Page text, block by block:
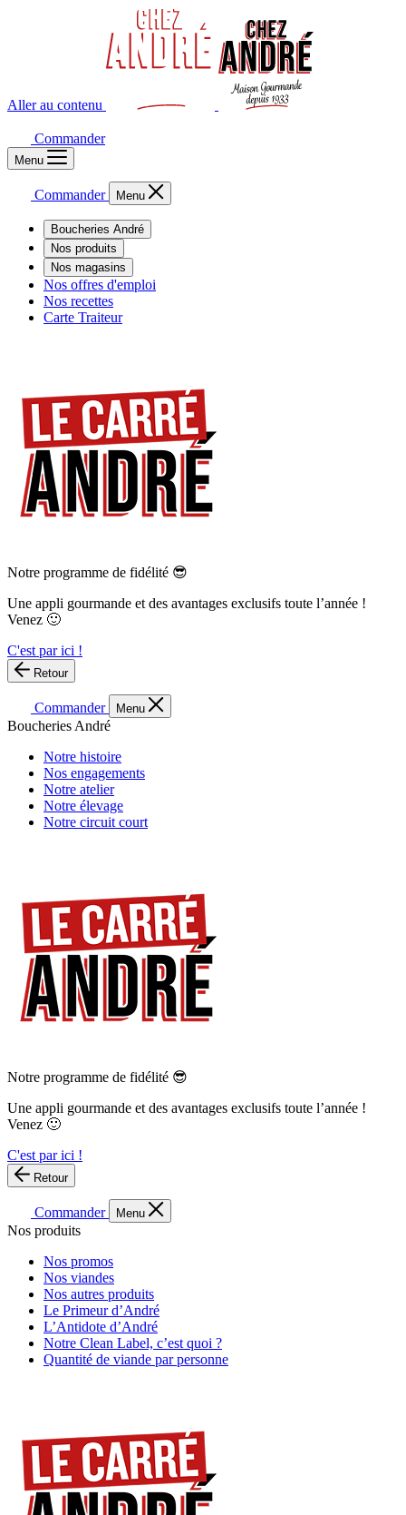
Aller au contenu
Commander
Menu
Commander Menu
Boucheries André
Nos produits
Nos magasins
Nos offres d'emploi
Nos recettes
Carte Traiteur
Notre programme de fidélité 😎
Une appli gourmande et des avantages exclusifs toute l’année !
Venez 🙂
C'est par ici !
Retour
Commander Menu
Boucheries André
Notre histoire
Nos engagements
Notre atelier
Notre élevage
Notre circuit court
Notre programme de fidélité 😎
Une appli gourmande et des avantages exclusifs toute l’année !
Venez 🙂
C'est par ici !
Retour
Commander Menu
Nos produits
Nos promos
Nos viandes
Nos autres produits
Le Primeur d’André
L’Antidote d’André
Notre Clean Label, c’est quoi ?
Quantité de viande par personne